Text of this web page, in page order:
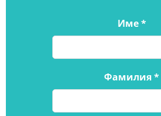
Име*
Фамилия*